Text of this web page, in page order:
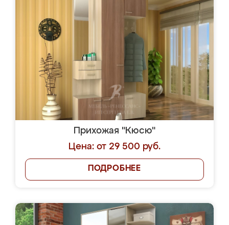
Прихожая "Кюсю"
Цена: от 29 500 руб.
ПОДРОБНЕЕ